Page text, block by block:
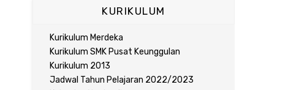
KURIKULUM
Kurikulum Merdeka
Kurikulum SMK Pusat Keunggulan
Kurikulum 2013
Jadwal Tahun Pelajaran 2022/2023